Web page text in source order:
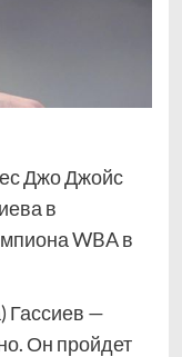
Джо Джойс
в
WBA в
Гассиев —
Он пройдет